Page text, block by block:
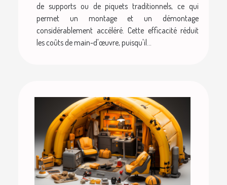
de supports ou de piquets traditionnels, ce qui
permet un montage et un démontage
considérablement accéléré. Cette efficacité réduit
les coûts de main-d'œuvre, puisqu'il...